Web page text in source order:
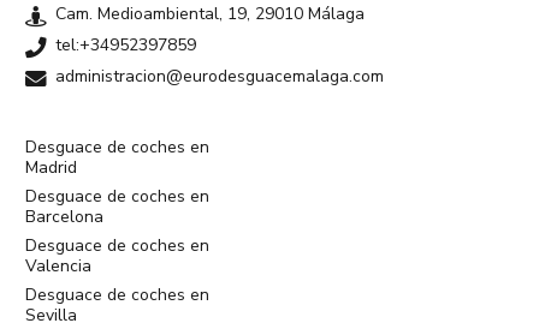
Cam. Medioambiental, 19, 29010 Málaga
tel:+34952397859
administracion@eurodesguacemalaga.com
Desguace de coches en
Madrid
Desguace de coches en
Barcelona
Desguace de coches en
Valencia
Desguace de coches en
Sevilla